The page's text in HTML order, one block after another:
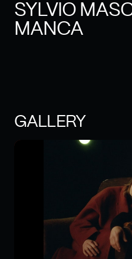
SYLVIO
MANCA
GALLERY